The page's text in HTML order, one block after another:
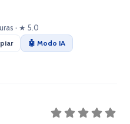
· ★ 5.0
🤖 Modo IA